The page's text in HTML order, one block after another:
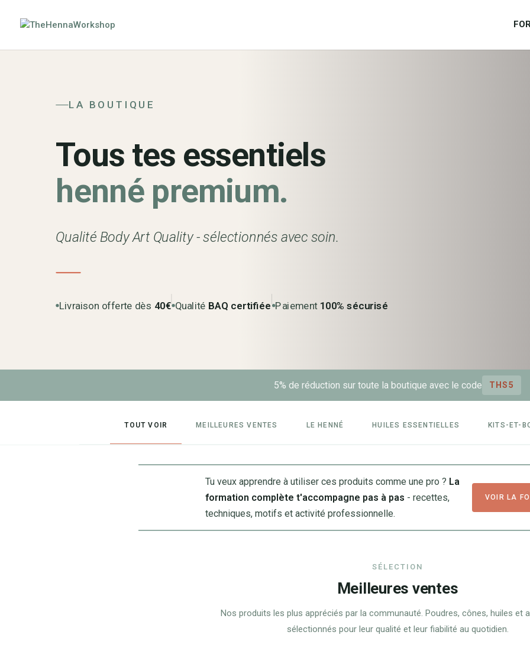
LA BOUTIQUE
Tous tes essentiels
henné premium.
Qualité Body Art Quality - sélectionnés avec soin.
Livraison offerte dès 40€ Qualité BAQ certifiée Paiement 100% sécurisé
5% de réduction sur toute la boutique avec le code THS5
TOUT VOIR MEILLEURES VENTES LE HENNÉ HUILES ESSENTIELLES KITS-ET-
Tu veux apprendre à utiliser ces produits comme une pro ? La
formation complète t'accompagne pas à pas - recettes,
techniques, motifs et activité professionnelle.
VOIR LA
SÉLECTION
Meilleures ventes
Nos produits les plus appréciés par la communauté. Poudres, cônes, huiles et
sélectionnés pour leur qualité et leur fiabilité au quotidien.